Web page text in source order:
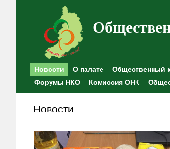
Новости О палате Общественный
Форумы НКО
Комиссия ОНК
Новости